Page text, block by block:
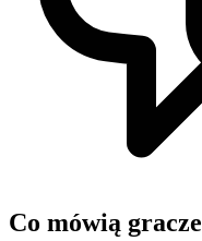
Co mówią gracze